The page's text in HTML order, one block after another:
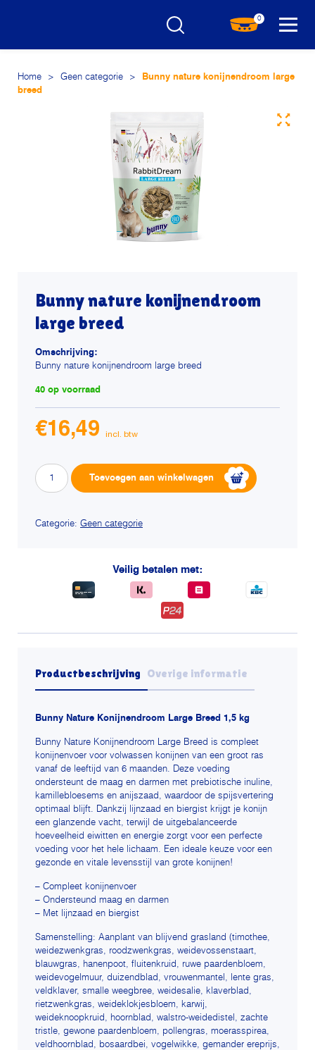
0
Home > Geen categorie >
Bunny nature konijnendroom large
breed
Bunny nature konijnendroom
large breed
Omschrijving:
Bunny nature konijnendroom large breed
40 op voorraad
€16,49
Bunny
nature
large
Toevoegen aan winkelwagen
Categorie: Geen categorie
Veilig betalen met:
Productbeschrijving Overige informatie
Bunny Nature Konijnendroom Large Breed 1,5 kg
Bunny Nature Konijnendroom Large Breed is compleet
konijnenvoer voor volwassen konijnen van een groot ras
vanaf de leeftijd van 6 maanden. Deze voeding
ondersteunt de maag en darmen met prebiotische inuline,
kamillebloesems en anijszaad, waardoor de spijsvertering
optimaal blijft. Dankzij lijnzaad en biergist krijgt je konijn
een glanzende vacht, terwijl de uitgebalanceerde
hoeveelheid eiwitten en energie zorgt voor een perfecte
voeding voor het hele lichaam. Een ideale keuze voor een
gezonde en vitale levensstijl van grote konijnen!
– Compleet konijnenvoer
– Ondersteund maag en darmen
– Met lijnzaad en biergist
Samenstelling: Aanplant van blijvend grasland (timothee,
weidezwenkgras, roodzwenkgras, weidevossenstaart,
blauwgras, hanenpoot, fluitenkruid, ruwe paardenbloem,
weidevogelmuur, duizendblad, vrouwenmantel, lente gras,
veldklaver, smalle weegbree, weidesalie, klaverblad,
rietzwenkgras, weideklokjesbloem, karwij,
weideknoopkruid, hoornblad, walstro-weidedistel, zachte
tristle, gewone paardenbloem, pollengras, moerasspirea,
veldhoornblad, bosaardbei, vogelwikke, gemander ereprijs,